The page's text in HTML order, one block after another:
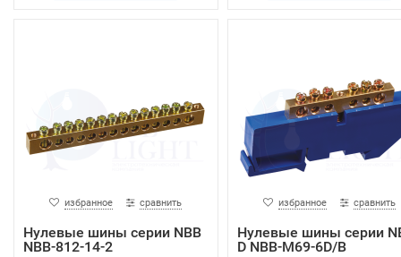
избранное сравнить
Нулевые шины серии NBB
NBB-812-14-2
избранное сравнить
Нулевые шины серии
D NBB-M69-6D/B